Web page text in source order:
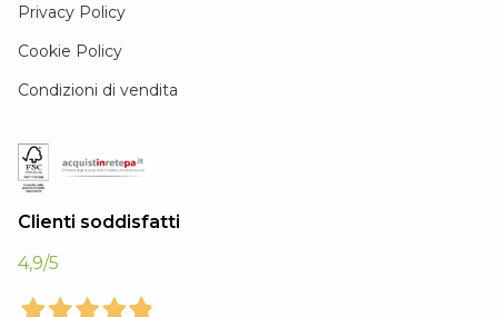
Privacy Policy
Cookie Policy
Condizioni di vendita
Clienti soddisfatti
4,9/5